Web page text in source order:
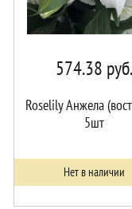
574.38 руб.
Roselily Анжела
5шт
Нет в наличии